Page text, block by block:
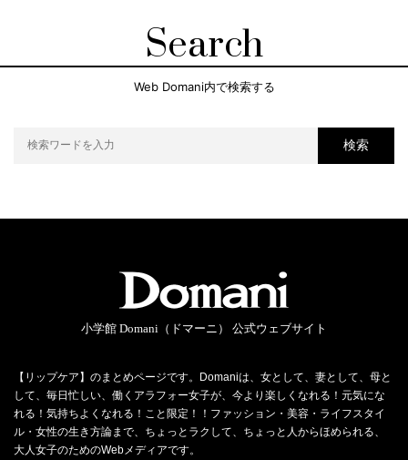
Search
Web Domani内で検索する
検索
小学館 Domani（ドマーニ） 公式ウェブサイト
【リップケア】のまとめページです。Domaniは、女として、妻として、母と
して、毎日忙しい、働くアラフォー女子が、今より楽しくなれる！元気にな
れる！気持ちよくなれる！こと限定！！ファッション・美容・ライフスタイ
ル・女性の生き方論まで、ちょっとラクして、ちょっと人からほめられる、
大人女子のためのWebメディアです。